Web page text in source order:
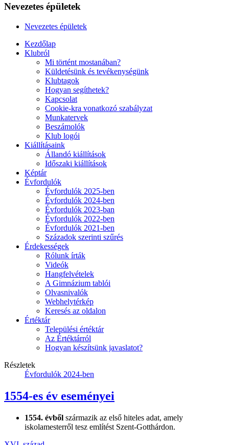
Nevezetes épületek
Nevezetes épületek
Kezdőlap
Klubról
Mi történt mostanában?
Küldetésünk és tevékenységünk
Klubtagok
Hogyan segíthetek?
Kapcsolat
Cookie-kra vonatkozó szabályzat
Munkatervek
Beszámolók
Klub logói
Kiállításaink
Állandó kiállítások
Időszaki kiállítások
Képtár
Évfordulók
Évfordulók 2025-ben
Évfordulók 2024-ben
Évfordulók 2023-ban
Évfordulók 2022-ben
Évfordulók 2021-ben
Századok szerinti szűrés
Érdekességek
Rólunk írták
Videók
Hangfelvételek
A Gimnázium tablói
Olvasnivalók
Webhelytérkép
Keresés az oldalon
Értéktár
Települési értéktár
Az Értéktárról
Hogyan készítsünk javaslatot?
Részletek
Évfordulók 2024-ben
1554-es év eseményei
1554. évből származik az első hiteles adat, amely
iskolamesterről tesz említést Szent-Gotthárdon.